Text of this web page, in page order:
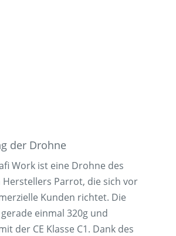
der Drohne
Work ist eine Drohne des
Herstellers Parrot, die sich vor
Kunden richtet. Die
einmal 320g und
der CE Klasse C1. Dank des